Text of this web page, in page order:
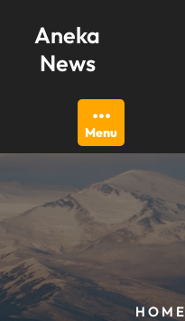
content
Aneka
News
Menu
HOME